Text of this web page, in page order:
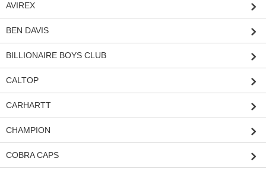
AVIREX
BEN DAVIS
BILLIONAIRE BOYS CLUB
CALTOP
CARHARTT
CHAMPION
COBRA CAPS